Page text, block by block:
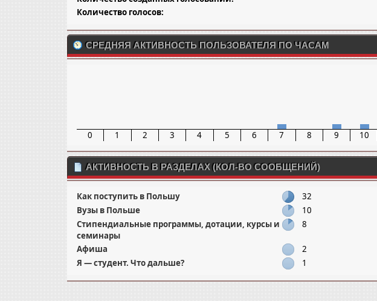
Количество голосов:
СРЕДНЯЯ АКТИВНОСТЬ ПОЛЬЗОВАТЕЛЯ ПО ЧАСАМ
0 1 2 3 4 5 6 7 8 9 10
АКТИВНОСТЬ В РАЗДЕЛАХ (КОЛ-ВО СООБЩЕНИЙ)
Как поступить в Польшу
32
Вузы в Польше
10
Стипендиальные программы, дотации, курсы и
семинары
8
Афиша
2
Я — студент. Что дальше?
1